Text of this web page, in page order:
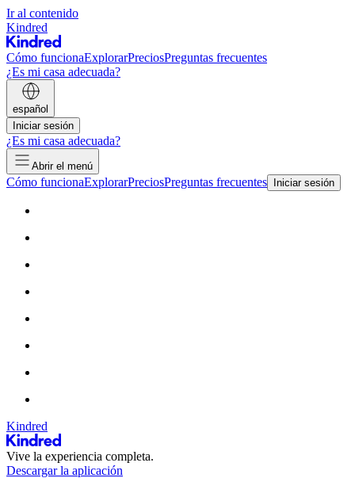
Ir al contenido
Kindred
Cómo funcionaExplorarPreciosPreguntas frecuentes
¿Es mi casa adecuada?
español
Iniciar sesión
¿Es mi casa adecuada?
Abrir el menú
Cómo funcionaExplorarPreciosPreguntas frecuentes Iniciar sesión
Kindred
Vive la experiencia completa.
Descargar la aplicación